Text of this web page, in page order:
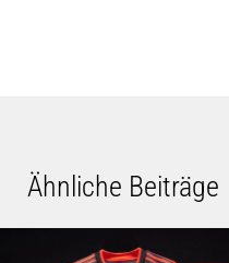
Ähnliche Beiträge